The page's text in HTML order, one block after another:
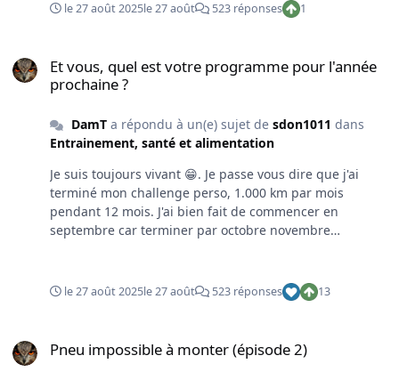
le 27 août 2025le 27 août 523 réponses 1
Et vous, quel est votre programme pour l'année
prochaine ?
DamTa répondu à un(e) sujet de sdon1011 dans
Entrainement, santé et alimentation
Je suis toujours vivant 😁. Je passe vous dire que j'ai
terminé mon challenge perso, 1.000 km par mois
pendant 12 mois. J'ai bien fait de commencer en
septembre car terminer par octobre novembre
le froid et la pluie un 30 du mois au soir pour rester
pédalier (je devrais dire 2 car celui-ci montre des
signes), 2 chaînes une cassette (idem sur l'elec) , des
le 27 août 2025le 27 août 523 réponses 13
Pneu impossible à monter (épisode 2)